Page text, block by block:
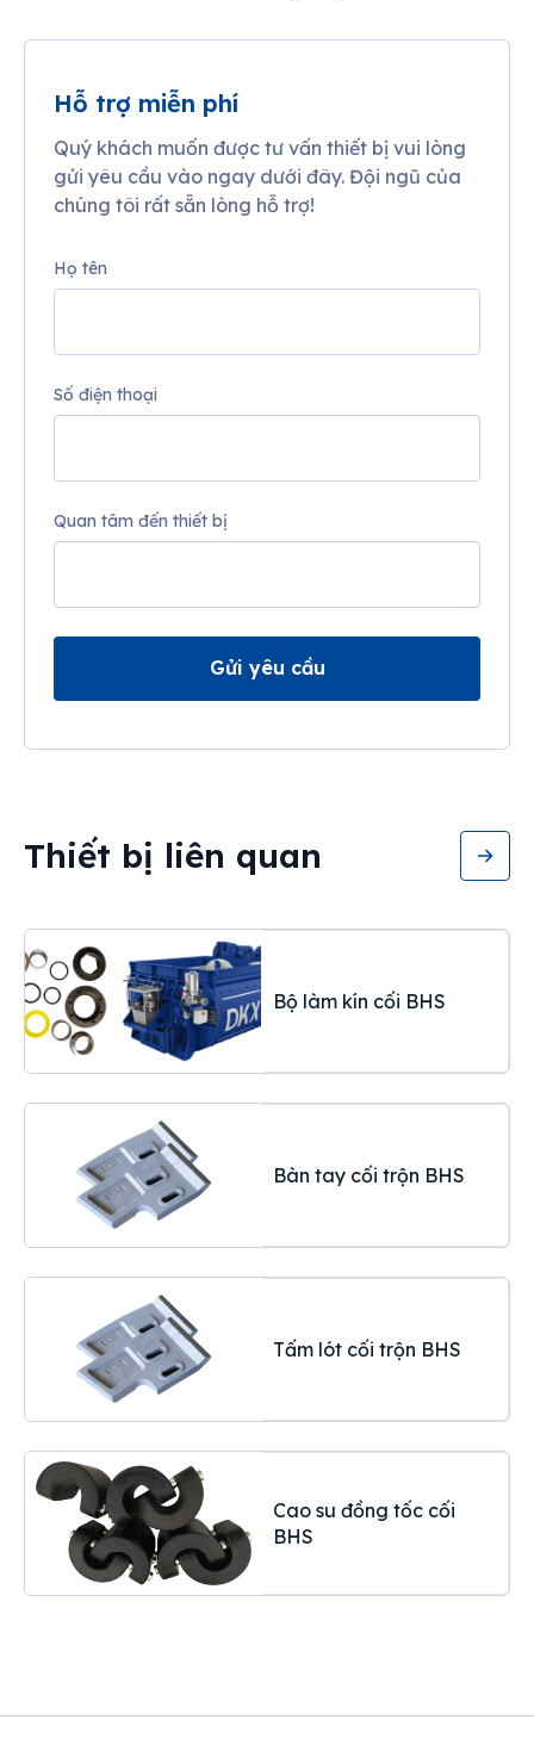
Hỗ trợ miễn phí
Quý khách muốn được tư vấn thiết bị vui lòng
gửi yêu cầu vào ngay dưới đây. Đội ngũ của
chúng tôi rất sẵn lòng hỗ trợ!
Họ tên
Số điện thoại
Quan tâm đến thiết bị
Gửi yêu cầu
Thiết bị liên quan
Bộ làm kín cối BHS
Bàn tay cối trộn BHS
Tấm lót cối trộn BHS
Cao su đồng tốc cối
BHS